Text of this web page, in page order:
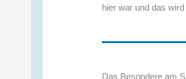
hier war und das
Das Besondere am